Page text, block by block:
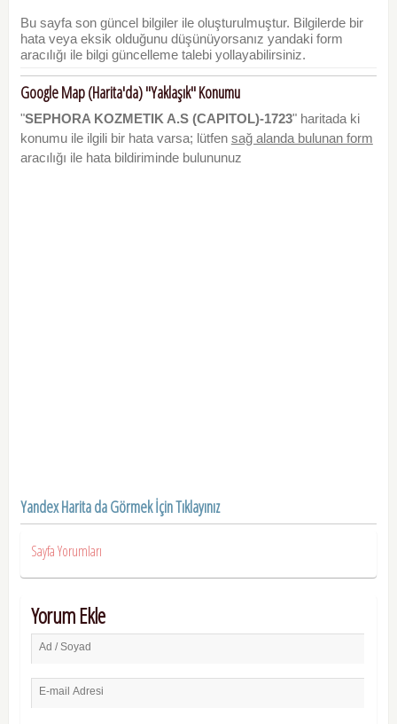
Bu sayfa son güncel bilgiler ile oluşturulmuştur. Bilgilerde bir
hata veya eksik olduğunu düşünüyorsanız yandaki form
aracılığı ile bilgi güncelleme talebi yollayabilirsiniz.
Google Map (Harita'da) "Yaklaşık" Konumu
"SEPHORA KOZMETIK A.S (CAPITOL)-1723" haritada ki
konumu ile ilgili bir hata varsa; lütfen sağ alanda bulunan form
aracılığı ile hata bildiriminde bulununuz
Yandex Harita da Görmek İçin Tıklayınız
Sayfa Yorumları
Yorum Ekle
Ad / Soyad
E-mail Adresi